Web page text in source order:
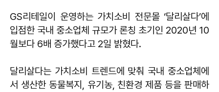
GS리테일이 운영하는 가치소비 전문몰 ‘달리살다’에
입점한 국내 중소업체 규모가 론칭 초기인 2020년 10
월보다 6배 증가했다고 2일 밝혔다.
달리살다는 가치소비 트렌드에 맞춰 국내 중소업체에
서 생산한 동물복지, 유기농, 친환경 제품 등을 판매하